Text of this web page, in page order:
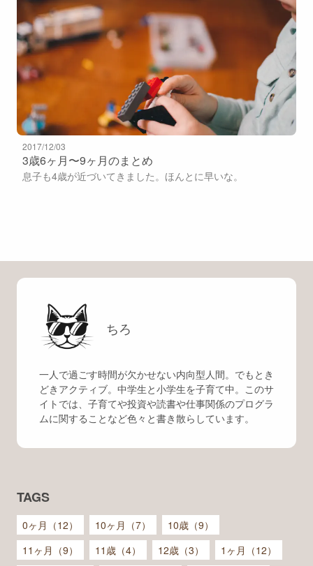
2017/12/03
3歳6ヶ月〜9ヶ月のまとめ
息子も4歳が近づいてきました。ほんとに早いな。
ちろ
一人で過ごす時間が欠かせない内向型人間。でもとき
どきアクティブ。中学生と小学生を子育て中。このサ
イトでは、子育てや投資や読書や仕事関係のプログラ
ムに関することなど色々と書き散らしています。
TAGS
0ヶ月（12） 10ヶ月（7）
10歳（9）
11ヶ月（9）
11歳（4） 12歳（3） 1ヶ月（12）